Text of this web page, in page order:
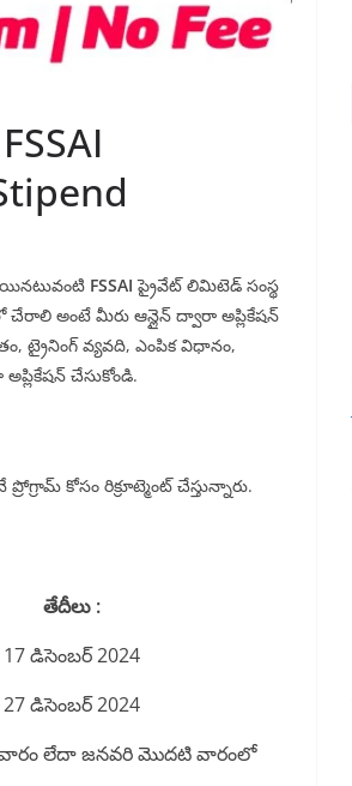
అయినటువంటి FSSAI ప్రైవేట్ లిమిటెడ్ సంస్థ
చేరాలి అంటే మీరు ఆన్లైన్ ద్వారా అప్లికేషన్
ట్రైనింగ్ వ్యవది, ఎంపిక విధానం,
చేసుకోండి.
కోసం రిక్రూట్మెంట్ చేస్తున్నారు.
తేదీలు :
17 డిసెంబర్ 2024
27 డిసెంబర్ 2024
వారం లేదా జనవరి మొదటి వారంలో